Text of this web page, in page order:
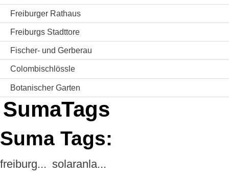
Freiburger Rathaus
Freiburgs Stadttore
Fischer- und Gerberau
Colombischlössle
Botanischer Garten
SumaTags
Suma Tags:
freiburg... solaranla...